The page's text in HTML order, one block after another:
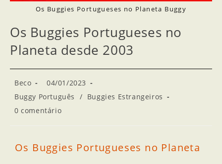
Os Buggies Portugueses no Planeta Buggy
Os Buggies Portugueses no
Planeta desde 2003
Beco
04/01/2023
Buggy Português
/ Buggies Estrangeiros
0 comentário
Os Buggies Portugueses no Planeta